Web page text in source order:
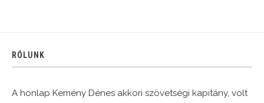
RÓLUNK
A honlap Kemény Dénes akkori szövetségi kapitány, volt